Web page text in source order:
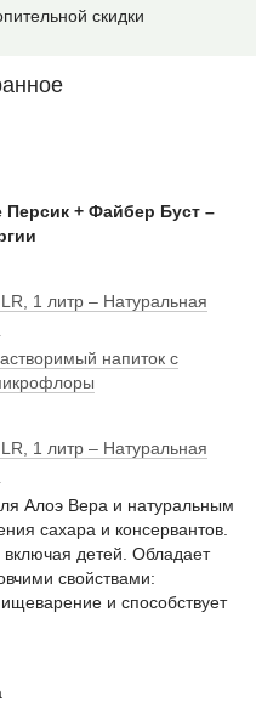
скидки
+ Файбер Буст –
1 литр – Натуральная
напиток с
1 литр – Натуральная
Алоэ Вера и натуральным
сахара и консервантов.
детей. Обладает
свойствами:
и способствует